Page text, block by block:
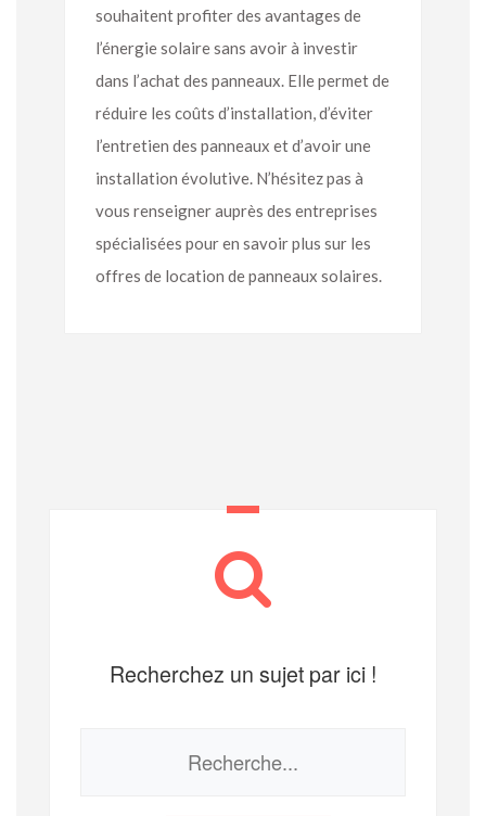
souhaitent profiter des avantages de
l’énergie solaire sans avoir à investir
dans l’achat des panneaux. Elle permet de
réduire les coûts d’installation, d’éviter
l’entretien des panneaux et d’avoir une
installation évolutive. N’hésitez pas à
vous renseigner auprès des entreprises
spécialisées pour en savoir plus sur les
offres de location de panneaux solaires.
Recherchez un sujet par ici !